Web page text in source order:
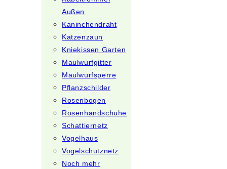
Außen
Kaninchendraht
Katzenzaun
Kniekissen Garten
Maulwurfgitter
Maulwurfsperre
Pflanzschilder
Rosenbogen
Rosenhandschuhe
Schattiernetz
Vogelhaus
Vogelschutznetz
Noch mehr